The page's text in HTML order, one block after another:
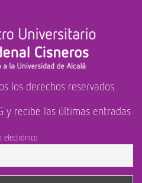
los derechos reservados.
y recibe las últimas entradas
electrónico